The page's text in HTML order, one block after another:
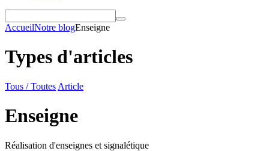
AccueilNotre blogEnseigne
Types d'articles
Tous / Toutes Article
Enseigne
Réalisation d'enseignes et signalétique